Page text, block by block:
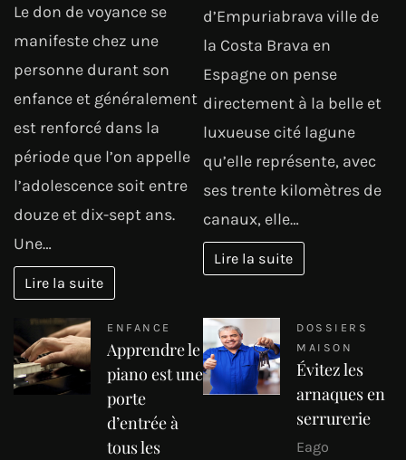
Le don de voyance se
manifeste chez une
personne durant son
enfance et généralement
est renforcé dans la
période que l’on appelle
l’adolescence soit entre
douze et dix-sept ans.
Une…
Lire la suite
d’Empuriabrava ville de
la Costa Brava en
Espagne on pense
directement à la belle et
luxueuse cité lagune
qu’elle représente, avec
ses trente kilomètres de
canaux, elle…
Lire la suite
ENFANCE
Apprendre le
piano est une
porte
d’entrée à
tous les
DOSSIERS
MAISON
Évitez les
arnaques en
serrurerie
Eago